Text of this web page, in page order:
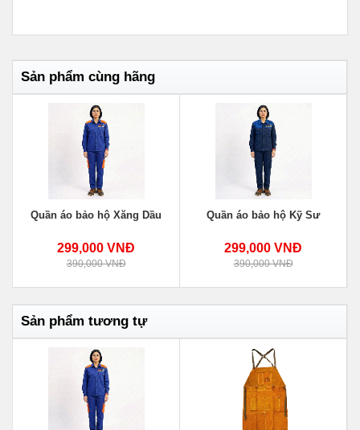
Sản phẩm cùng hãng
Quần áo bảo hộ Xăng Dầu
299,000 VNĐ
390,000 VNĐ
Quần áo bảo hộ Kỹ Sư
299,000 VNĐ
390,000 VNĐ
Sản phẩm tương tự